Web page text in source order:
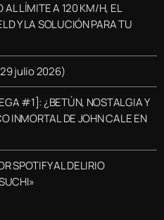
AL LÍMITE A 120 KM/H, EL
Y LA SOLUCIÓN PARA TU
julio 2026)
#1]: ¿BETÚN, NOSTALGIA Y
INMORTAL DE JOHN CALE EN
SPOTIFY AL DELIRIO